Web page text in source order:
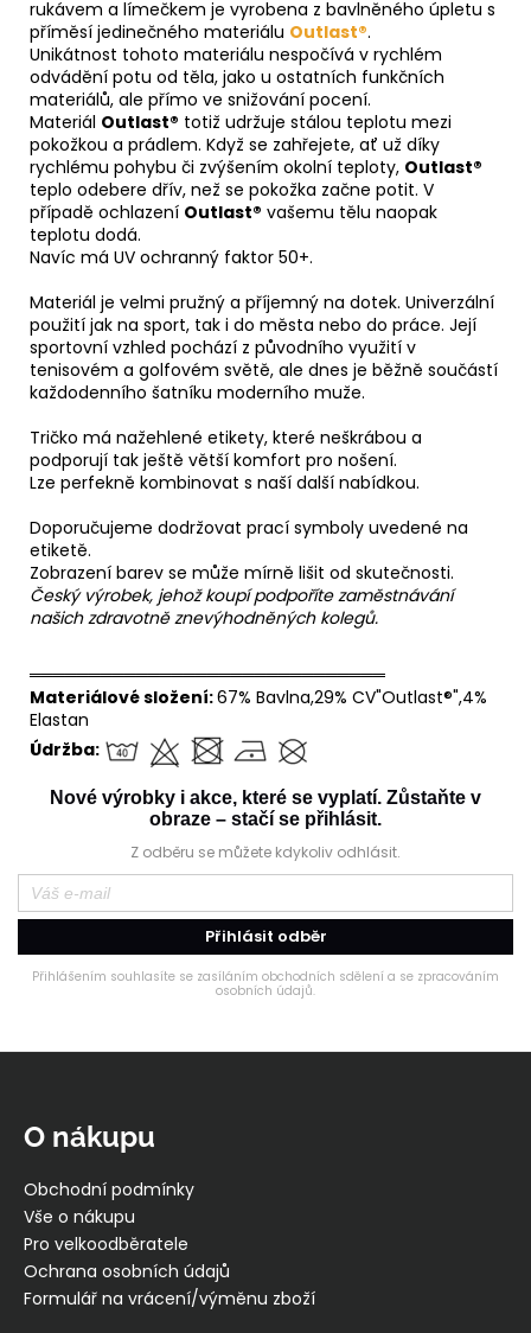
rukávem a límečkem je vyrobena z bavlněného úpletu s
příměsí jedinečného materiálu Outlast®.
Unikátnost tohoto materiálu nespočívá v rychlém
odvádění potu od těla, jako u ostatních funkčních
materiálů, ale přímo ve snižování pocení.
Materiál Outlast® totiž udržuje stálou teplotu mezi
pokožkou a prádlem. Když se zahřejete, ať už díky
rychlému pohybu či zvýšením okolní teploty, Outlast®
teplo odebere dřív, než se pokožka začne potit. V
případě ochlazení Outlast® vašemu tělu naopak
teplotu dodá.
Navíc má UV ochranný faktor 50+.
Materiál je velmi pružný a příjemný na dotek. Univerzální
použití jak na sport, tak i do města nebo do práce. Její
sportovní vzhled pochází z původního využití v
tenisovém a golfovém světě, ale dnes je běžně součástí
každodenního šatníku moderního muže.
Tričko má nažehlené etikety, které neškrábou a
podporují tak ještě větší komfort pro nošení.
Lze perfekně kombinovat s naší další nabídkou.
Doporučujeme dodržovat prací symboly uvedené na
etiketě.
Zobrazení barev se může mírně lišit od skutečnosti.
Český výrobek, jehož koupí podpoříte zaměstnávání
našich zdravotně znevýhodněných kolegů.
══════════════════════════════
Materiálové složení:67% Bavlna,29% CV"Outlast®",4%
Elastan
Údržba:
Nové výrobky i akce, které se vyplatí. Zůstaňte v
obraze – stačí se přihlásit.
Z odběru se můžete kdykoliv odhlásit.
Přihlásit odběr
Přihlášením souhlasíte se zasíláním obchodních sdělení a se zpracováním
osobních údajů.
O nákupu
Obchodní podmínky
Vše o nákupu
Pro velkoodběratele
Ochrana osobních údajů
Formulář na vrácení/výměnu zboží